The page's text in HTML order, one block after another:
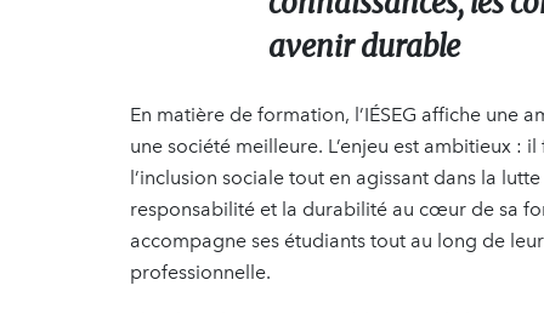
avenir durable
En matière de formation, l’IÉSEG affiche une
une société meilleure. L’enjeu est ambitieux
l’inclusion sociale tout en agissant dans la
responsabilité et la durabilité au cœur de sa
accompagne ses étudiants tout au long de
professionnelle.